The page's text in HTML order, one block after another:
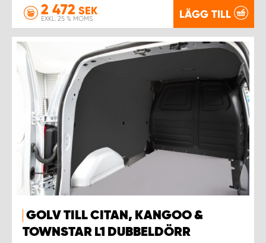
2 472 SEK
EXKL. 25 % MOMS LÄGG TILL
GOLV TILL CITAN, KANGOO &
TOWNSTAR L1 DUBBELDÖRR